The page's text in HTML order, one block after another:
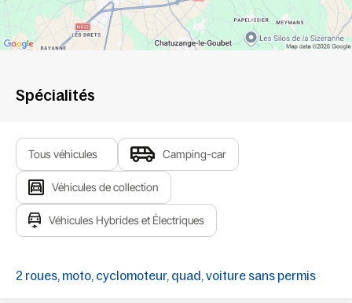
Spécialités
Tous véhicules Camping-car
Véhicules de collection
Véhicules Hybrides et Électriques
2 roues, moto, cyclomoteur, quad, voiture sans permis